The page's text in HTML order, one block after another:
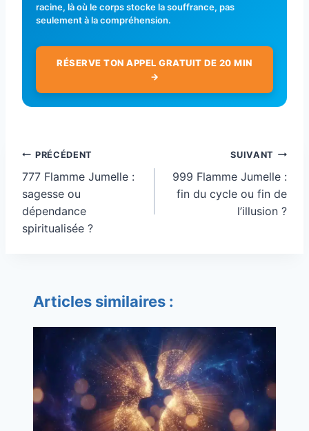
racine, là où le corps stocke la souffrance, pas
seulement à la compréhension.
RÉSERVE TON APPEL GRATUIT DE 20 MIN
→
Navigation
de
l’article
PRÉCÉDENT
777 Flamme Jumelle :
sagesse ou
dépendance
spiritualisée ?
SUIVANT
999 Flamme Jumelle :
fin du cycle ou fin de
l’illusion ?
Articles similaires :